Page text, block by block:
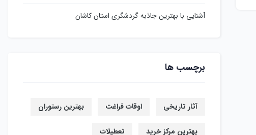
آشنایی با بهترین جاذبه گردشگری استان کاشان
برچسب ها
آثار تاریخی اوقات فراغت بهترین رستوران
بهترین مرکز خرید تعطیلات